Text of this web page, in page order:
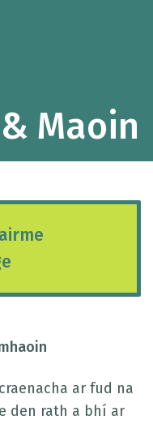
Maoin
ar fud na
den rath a bhí ar